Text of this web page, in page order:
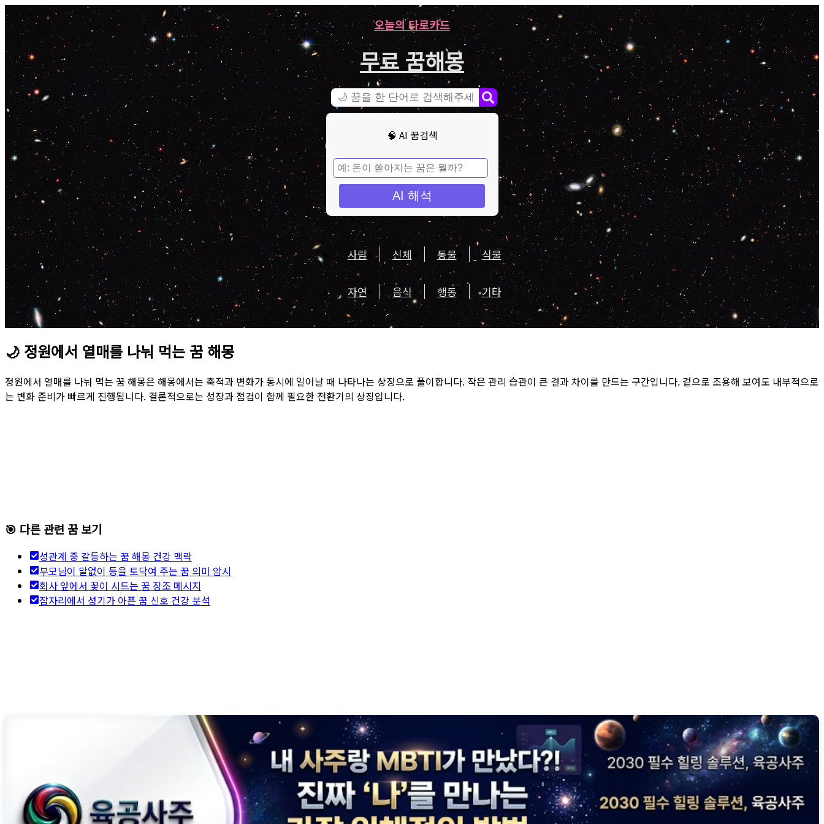
오늘의 타로카드
무료 꿈해몽
🧠 AI 꿈검색
AI 해석
사람 신체 동물 식물
자연 음식 행동 기타
🌙 정원에서 열매를 나눠 먹는 꿈 해몽
정원에서 열매를 나눠 먹는 꿈 해몽은 해몽에서는 축적과 변화가 동시에 일어날 때 나타나는 상징으로 풀이합니다. 작은 관리 습관이 큰 결과 차이를 만드는 구간입니다. 겉으로 조용해 보여도 내부적으로
는 변화 준비가 빠르게 진행됩니다. 결론적으로는 성장과 점검이 함께 필요한 전환기의 상징입니다.
🎯 다른 관련 꿈 보기
성관계 중 갈등하는 꿈 해몽 건강 맥락
부모님이 말없이 등을 토닥여 주는 꿈 의미 암시
회사 앞에서 꽃이 시드는 꿈 징조 메시지
잠자리에서 성기가 아픈 꿈 신호 건강 분석